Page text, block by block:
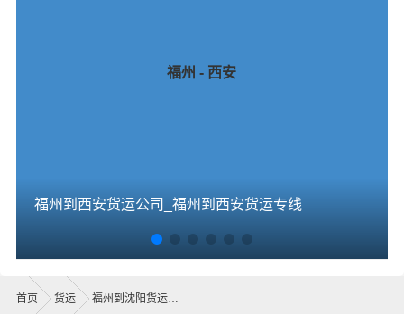
福州 - 西安
福州到西安货运公司_福州到西安货运专线
首页 货运 福州到沈阳货运公司